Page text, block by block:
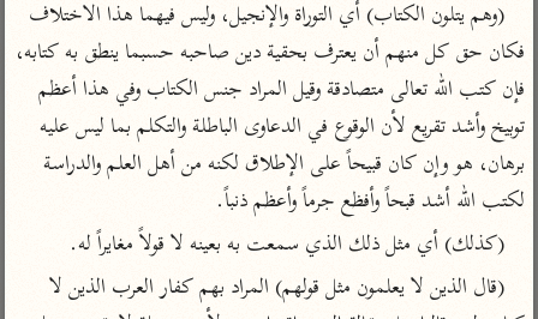
تفسير الماوردي
منتقاة
تفسير ابن القيم
تفسير ابن تيمية
عامّة
تفسير السمعاني
أخرى
أضواء البيان
نظم الدرر للبقاعي
لغة وبلاغة
التحرير والتنوير
المحرر الوجيز لابن
مركَّزة العبارة
تفسير الجلالين
جامع البيان للإيجي
تفسير البيضاوي
الوجيز للواحدي
تفسير ابن أبي زمنين
لكتب الله أشد قبحاً وأفظع جرماً وأعظم ذنباً.
(كذلك) أي مثل ذلك الذي سمعت به بعينه لا قولاً مغايراً له.